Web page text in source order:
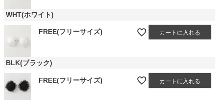
WHT(ホワイト)
FREE(フリーサイズ) カートに入れる
BLK(ブラック)
FREE(フリーサイズ) カートに入れる